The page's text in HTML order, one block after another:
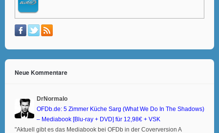
Neue Kommentare
DrNormalo
OFDb.de: 5 Zimmer Küche Sarg (What We Do In The Shadows)
– Mediabook [Blu-ray + DVD] für 12,98€ + VSK
"Aktuell gibt es das Mediabook bei OFDb in der Coverversion A